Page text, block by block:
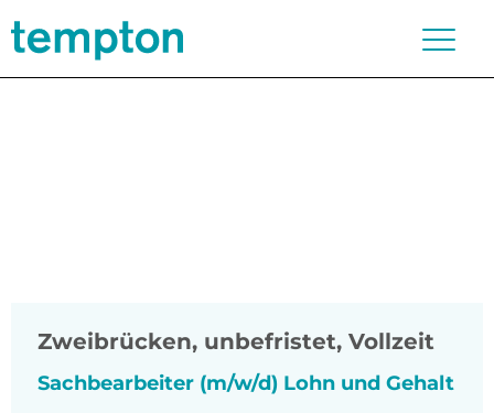
Zweibrücken, unbefristet, Vollzeit
Sachbearbeiter (m/w/d) Lohn und Gehalt